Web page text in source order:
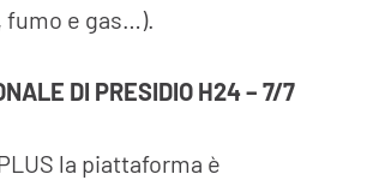
fumo e gas…).
DI PRESIDIO H24 – 7/7
la piattaforma è